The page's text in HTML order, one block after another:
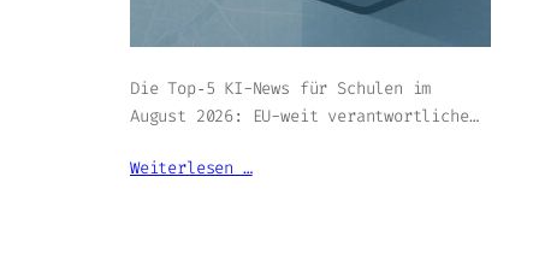
Die Top‑5 KI-News für Schulen im
August 2026: EU-weit verantwortliche…
Weiterlesen …